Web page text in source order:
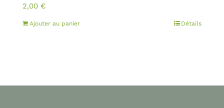
2,00 €
Ajouter au panier Détails